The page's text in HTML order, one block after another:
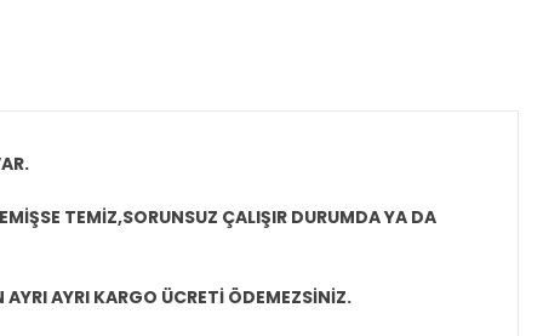
TEMİZ,SORUNSUZ ÇALIŞIR DURUMDA YA DA
AYRI KARGO ÜCRETİ ÖDEMEZSİNİZ.